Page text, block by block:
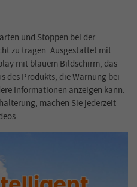
und Stoppen bei der
zu tragen. Ausgestattet mit
mit blauem Bildschirm, das
des Produkts, die Warnung bei
Informationen anzeigen kann.
machen Sie jederzeit